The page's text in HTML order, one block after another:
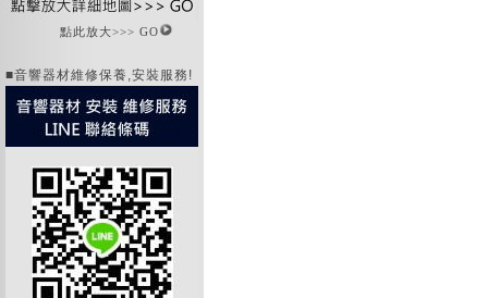
點此放大>>> GO
■音響器材維修保養,安裝服務!